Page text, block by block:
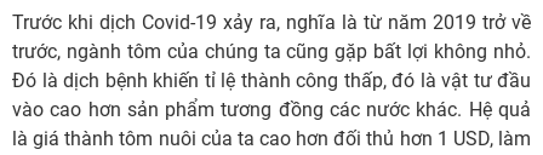
Trước khi dịch Covid-19 xảy ra, nghĩa là từ năm 2019 trở về
trước, ngành tôm của chúng ta cũng gặp bất lợi không nhỏ.
Đó là dịch bệnh khiến tỉ lệ thành công thấp, đó là vật tư đầu
vào cao hơn sản phẩm tương đồng các nước khác. Hệ quả
là giá thành tôm nuôi của ta cao hơn đối thủ hơn 1 USD, làm